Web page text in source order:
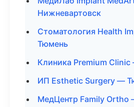
Нижневартовск
Стоматология Health
Тюмень
Клиника Premium
ИП Esthetic Surgery —
МедЦентр Family Ortho